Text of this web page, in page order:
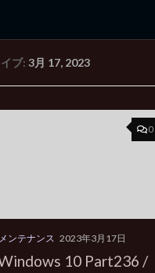
3rd Edition
イブ:3月 17, 2023
0
メンテナンス 2023年3月17日
10 Part236 /